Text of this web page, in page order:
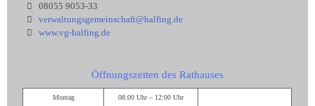
08055 9053-33
verwaltungsgemeinschaft@halfing.de
www.vg-halfing.de
Öffnungszeiten des Rathauses
Montag 08:00 Uhr – 12:00 Uhr